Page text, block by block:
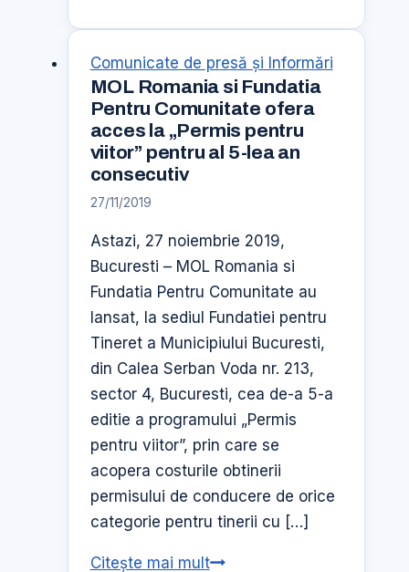
ani
de
la
nasterea
artistului
Constantin
Comunicate de presă şi Informări
MOL Romania si Fundatia
Pentru Comunitate ofera
acces la „Permis pentru
viitor” pentru al 5-lea an
consecutiv
27/11/2019
Astazi, 27 noiembrie 2019,
Bucuresti – MOL Romania si
Fundatia Pentru Comunitate au
lansat, la sediul Fundatiei pentru
Tineret a Municipiului Bucuresti,
din Calea Serban Voda nr. 213,
sector 4, Bucuresti, cea de-a 5-a
editie a programului „Permis
pentru viitor”, prin care se
acopera costurile obtinerii
permisului de conducere de orice
categorie pentru tinerii cu […]
Citește mai multMOL